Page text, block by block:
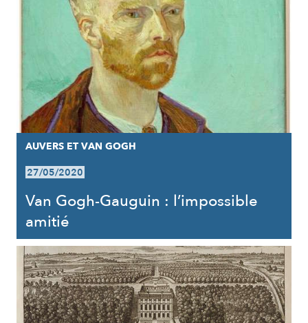
AUVERS ET VAN GOGH
27/05/2020
Van Gogh-Gauguin : l’impossible
amitié